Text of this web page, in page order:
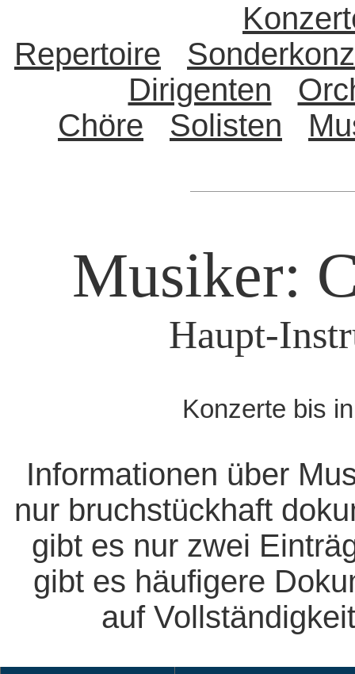
Repertoire
Dirigenten
Chöre
Solisten
Musiker:
Haupt-
Konzerte bis
Informationen über
nur bruchstückhaft
gibt es nur zwei
gibt es häufigere
auf